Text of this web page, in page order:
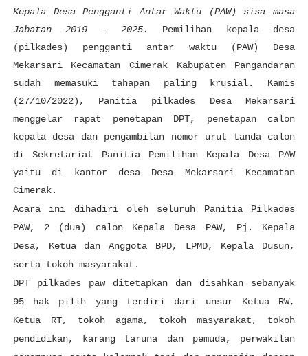
Kepala Desa Pengganti Antar Waktu (PAW) sisa masa
Jabatan 2019 - 2025.
Pemilihan kepala desa
(pilkades)
pengganti antar waktu (PAW) Desa
Mekarsari Kecamatan Cimerak Kabupaten Pangandaran
sudah memasuki tahapan paling krusial. Kamis
(27/10/2022), Panitia pilkades DesaMekarsari
menggelar rapat penetapan DPT, penetapan calon
kepala desa dan pengambilan nomor urut tanda calon
di Sekretariat Panitia Pemilihan Kepala Desa PAW
yaitu di kantor desa Desa Mekarsari Kecamatan
Cimerak.
Acara ini dihadiri oleh seluruh Panitia Pilkades
PAW, 2 (dua) calon Kepala Desa PAW, Pj. Kepala
Desa, Ketua dan Anggota BPD, LPMD, Kepala Dusun,
serta tokoh masyarakat.
DPT pilkades paw ditetapkan dan disahkan sebanyak
95 hak pilih yang terdiri dari unsur Ketua RW,
Ketua RT, tokoh agama, tokoh masyarakat, tokoh
pendidikan, karang taruna dan pemuda, perwakilan